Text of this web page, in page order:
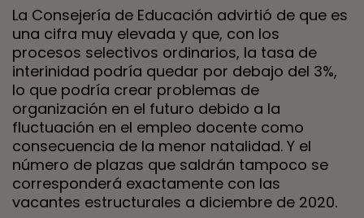
La Consejería de Educación advirtió de que es
una cifra muy elevada y que, con los
procesos selectivos ordinarios, la tasa de
interinidad podría quedar por debajo del 3%,
lo que podría crear problemas de
organización en el futuro debido a la
fluctuación en el empleo docente como
consecuencia de la menor natalidad. Y el
número de plazas que saldrán tampoco se
corresponderá exactamente con las
vacantes estructurales a diciembre de 2020.